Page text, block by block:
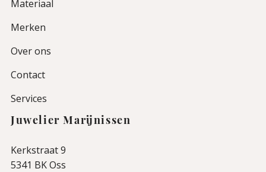
Materiaal
Merken
Over ons
Contact
Services
Juwelier Marijnissen
Kerkstraat 9
5341 BK Oss